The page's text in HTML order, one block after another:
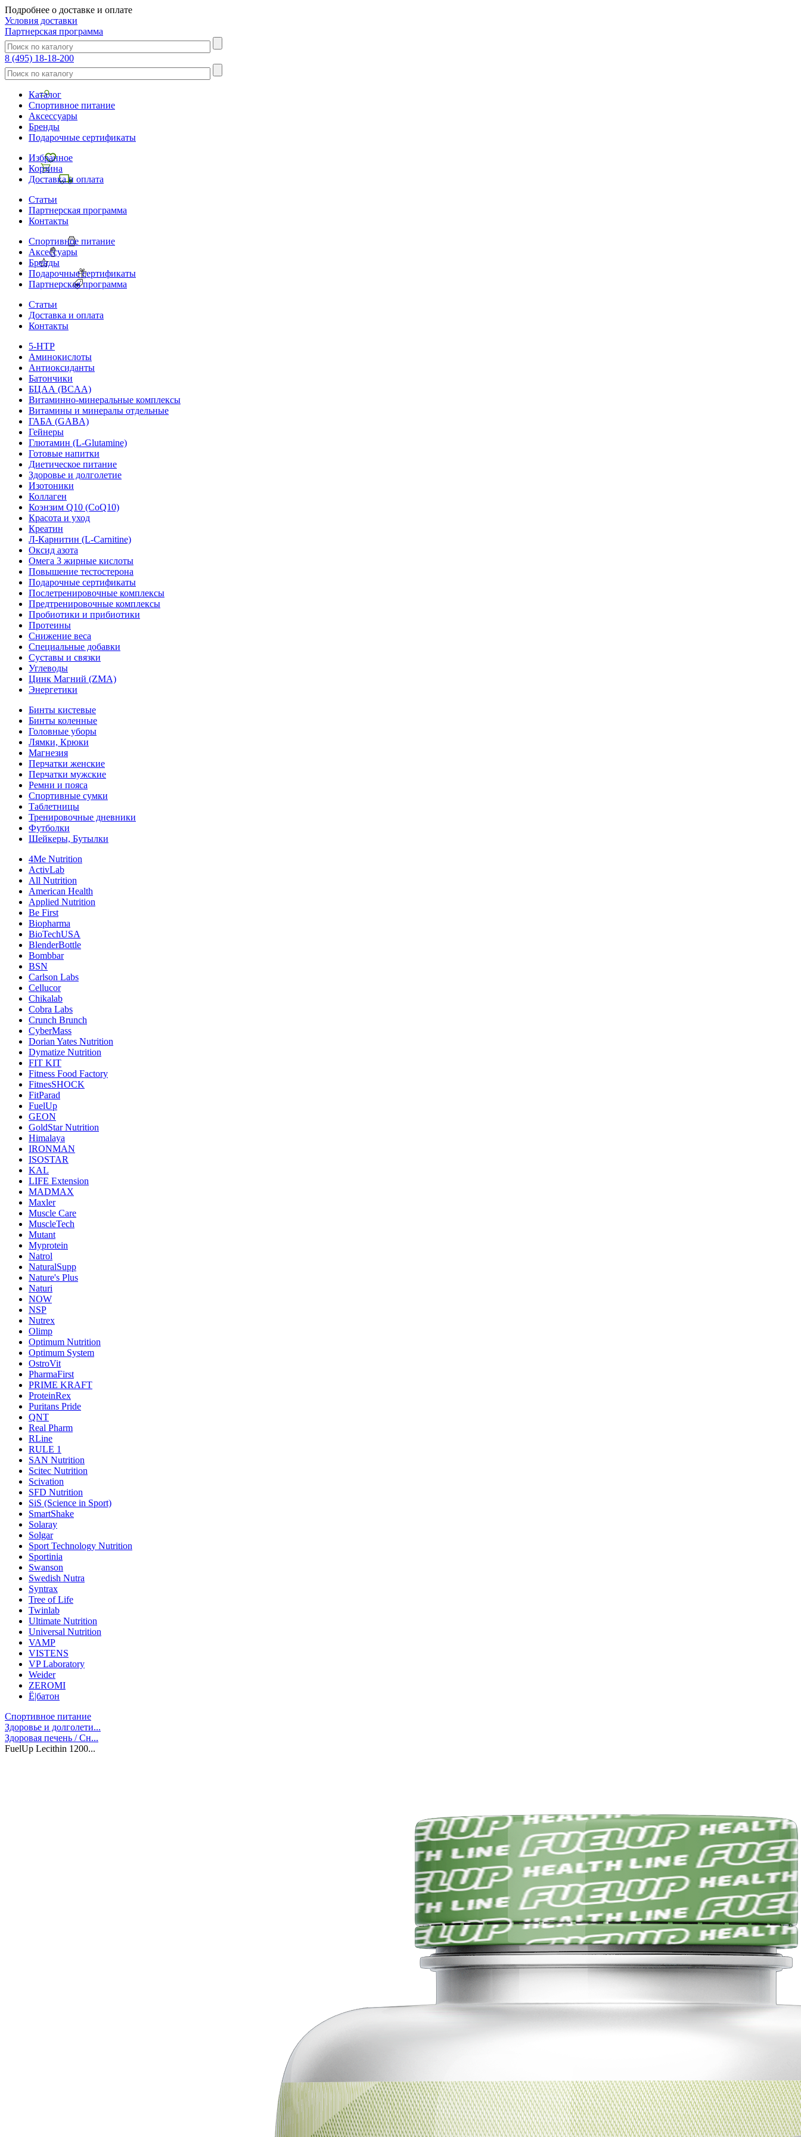
Подробнее о доставке и оплате
Условия доставки
Партнерская программа
8 (495) 18-18-200
Каталог
Спортивное питание
Аксессуары
Бренды
Подарочные сертификаты
Избранное
Корзина
Доставка и оплата
Статьи
Партнерская программа
Контакты
Спортивное питание
Аксессуары
Бренды
Подарочные сертификаты
Партнерская программа
Статьи
Доставка и оплата
Контакты
5-HTP
Аминокислоты
Антиоксиданты
Батончики
БЦАА (BCAA)
Витаминно-минеральные комплексы
Витамины и минералы отдельные
ГАБА (GABA)
Гейнеры
Глютамин (L-Glutamine)
Готовые напитки
Диетическое питание
Здоровье и долголетие
Изотоники
Коллаген
Коэнзим Q10 (CoQ10)
Красота и уход
Креатин
Л-Карнитин (L-Сarnitine)
Оксид азота
Омега 3 жирные кислоты
Повышение тестостерона
Подарочные сертификаты
Послетренировочные комплексы
Предтренировочные комплексы
Пробиотики и прибиотики
Протеины
Снижение веса
Специальные добавки
Суставы и связки
Углеводы
Цинк Магний (ZMA)
Энергетики
Бинты кистевые
Бинты коленные
Головные уборы
Лямки, Крюки
Магнезия
Перчатки женские
Перчатки мужские
Ремни и пояса
Спортивные сумки
Таблетницы
Тренировочные дневники
Футболки
Шейкеры, Бутылки
4Me Nutrition
ActivLab
All Nutrition
American Health
Applied Nutrition
Be First
Biopharma
BioTechUSA
BlenderBottle
Bombbar
BSN
Carlson Labs
Cellucor
Chikalab
Cobra Labs
Crunch Brunch
CyberMass
Dorian Yates Nutrition
Dymatize Nutrition
FIT KIT
Fitness Food Factory
FitnesSHOCK
FitParad
FuelUp
GEON
GoldStar Nutrition
Himalaya
IRONMAN
ISOSTAR
KAL
LIFE Extension
MADMAX
Maxler
Muscle Care
MuscleTech
Mutant
Myprotein
Natrol
NaturalSupp
Nature's Plus
Naturi
NOW
NSP
Nutrex
Olimp
Optimum Nutrition
Optimum System
OstroVit
PharmaFirst
PRIME KRAFT
ProteinRex
Puritans Pride
QNT
Real Pharm
RLine
RULE 1
SAN Nutrition
Scitec Nutrition
Scivation
SFD Nutrition
SiS (Science in Sport)
SmartShake
Solaray
Solgar
Sport Technology Nutrition
Sportinia
Swanson
Swedish Nutra
Syntrax
Tree of Life
Twinlab
Ultimate Nutrition
Universal Nutrition
VAMP
VISTENS
VP Laboratory
Weider
ZEROMI
Ё|батон
Спортивное питание
Здоровье и долголети...
Здоровая печень / Cн...
FuelUp Lecithin 1200...